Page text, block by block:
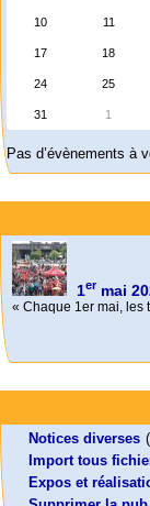
10 11
17 18
24 25
31 1
Pas d’évènements à
1ermai
« Chaque 1er mai, les
Aujourd’hui, mercredi
Leonard
Leonard Peltier, un
un (…)
En
« La présidente
Mon CV... Cette perle
Notices diverses
Import tous
Expos et